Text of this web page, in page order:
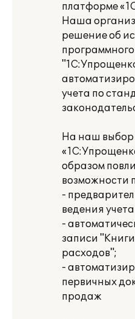
платформе
Наша
решение об
учета по
На наш выбор
образом
возможности
-
ведения
-
записи
расходов";
-
первичных
продаж